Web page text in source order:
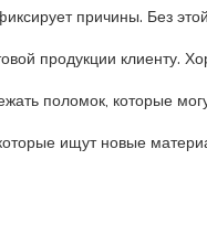
причины. Без
продукции клиенту.
поломок, которые
ищут новые